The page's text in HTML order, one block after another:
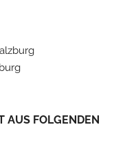
AUS FOLGENDEN